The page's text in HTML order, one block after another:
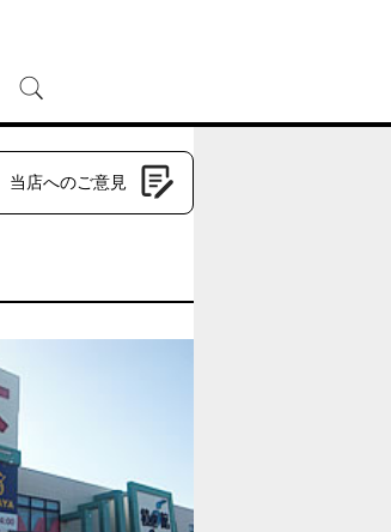
当店へのご意見